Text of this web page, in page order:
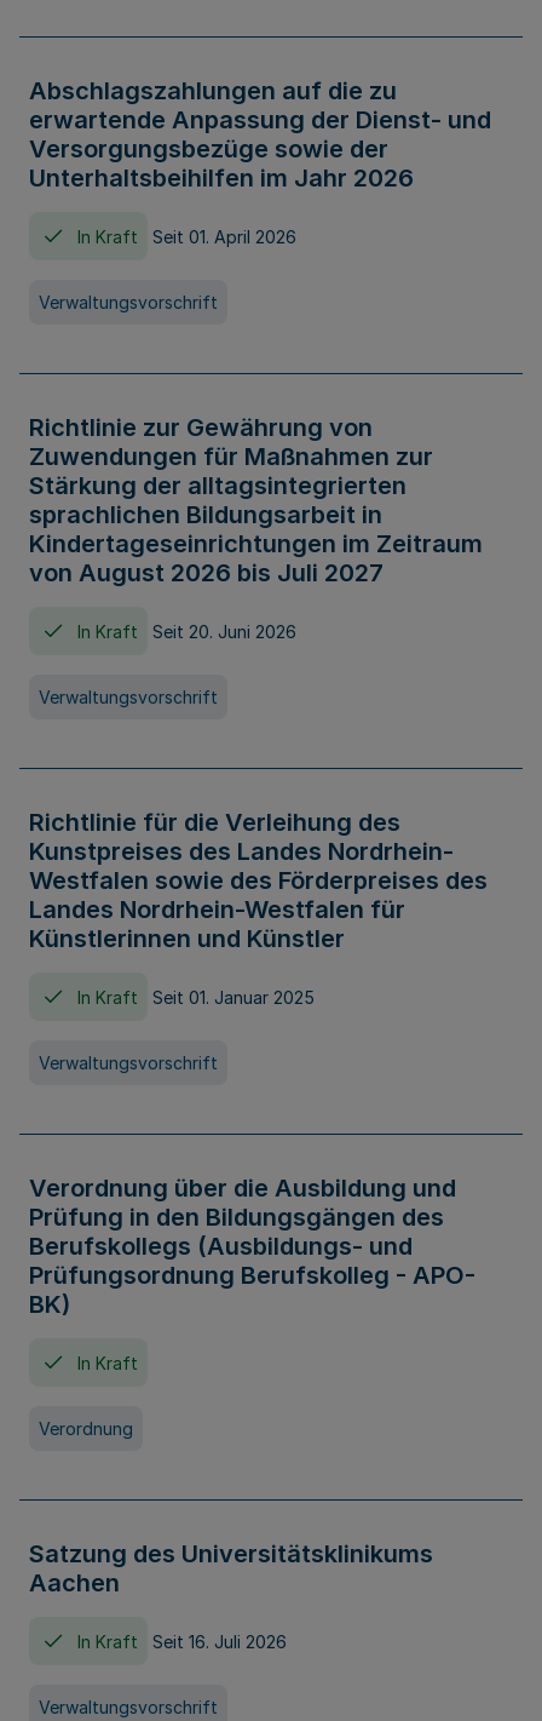
Abschlagszahlungen auf die zu
erwartende Anpassung der Dienst- und
Versorgungsbezüge sowie der
Unterhaltsbeihilfen im Jahr 2026
In Kraft Seit 01. April 2026
Verwaltungsvorschrift
Richtlinie zur Gewährung von
Zuwendungen für Maßnahmen zur
Stärkung der alltagsintegrierten
sprachlichen Bildungsarbeit in
Kindertageseinrichtungen im Zeitraum
von August 2026 bis Juli 2027
In Kraft Seit 20. Juni 2026
Verwaltungsvorschrift
Richtlinie für die Verleihung des
Kunstpreises des Landes Nordrhein-
Westfalen sowie des Förderpreises des
Landes Nordrhein-Westfalen für
Künstlerinnen und Künstler
In Kraft Seit 01. Januar 2025
Verwaltungsvorschrift
Verordnung über die Ausbildung und
Prüfung in den Bildungsgängen des
Berufskollegs (Ausbildungs- und
Prüfungsordnung Berufskolleg - APO-
BK)
In Kraft
Verordnung
Satzung des Universitätsklinikums
Aachen
In Kraft Seit 16. Juli 2026
Verwaltungsvorschrift